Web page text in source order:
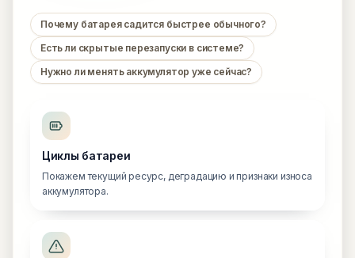
Почему батарея садится быстрее обычного?
Есть ли скрытые перезапуски в системе?
Нужно ли менять аккумулятор уже сейчас?
Циклы батареи
Покажем текущий ресурс, деградацию и признаки износа
аккумулятора.